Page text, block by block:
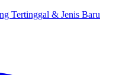
Tertinggal & Jenis Baru